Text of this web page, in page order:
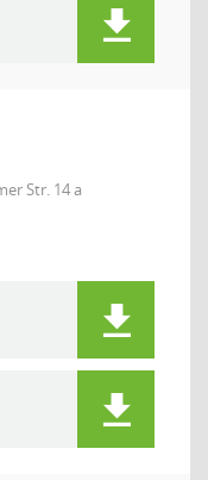
Str. 14 a